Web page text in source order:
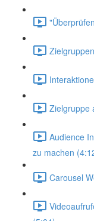
Zielgruppe
Audience
zu machen
Carousel